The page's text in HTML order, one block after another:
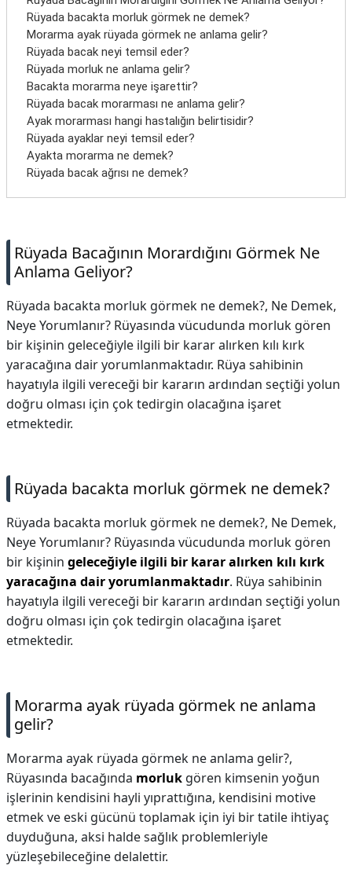
İletişim
Rüyada bacakta morluk görmek ne demek?
Morarma ayak rüyada görmek ne anlama gelir?
Rüyada bacak neyi temsil eder?
Rüyada morluk ne anlama gelir?
Bacakta morarma neye işarettir?
Rüyada bacak morarması ne anlama gelir?
Ayak morarması hangi hastalığın belirtisidir?
Rüyada ayaklar neyi temsil eder?
Ayakta morarma ne demek?
Rüyada bacak ağrısı ne demek?
Rüyada Bacağının Morardığını Görmek Ne
Anlama Geliyor?
Rüyada bacakta morluk görmek ne demek?, Ne Demek,
Neye Yorumlanır? Rüyasında vücudunda morluk gören
bir kişinin geleceğiyle ilgili bir karar alırken kılı kırk
yaracağına dair yorumlanmaktadır. Rüya sahibinin
hayatıyla ilgili vereceği bir kararın ardından seçtiği yolun
doğru olması için çok tedirgin olacağına işaret
etmektedir.
Rüyada bacakta morluk görmek ne demek?
Rüyada bacakta morluk görmek ne demek?, Ne Demek,
Neye Yorumlanır? Rüyasında vücudunda morluk gören
bir kişinin geleceğiyle ilgili bir karar alırken kılı kırk
yaracağına dair yorumlanmaktadır. Rüya sahibinin
hayatıyla ilgili vereceği bir kararın ardından seçtiği yolun
doğru olması için çok tedirgin olacağına işaret
etmektedir.
Morarma ayak rüyada görmek ne anlama
gelir?
Morarma ayak rüyada görmek ne anlama gelir?,
Rüyasında bacağında morluk gören kimsenin yoğun
işlerinin kendisini hayli yıprattığına, kendisini motive
etmek ve eski gücünü toplamak için iyi bir tatile ihtiyaç
duyduğuna, aksi halde sağlık problemleriyle
yüzleşebileceğine delalettir.